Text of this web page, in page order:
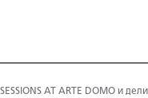
AT ARTE DOMO и